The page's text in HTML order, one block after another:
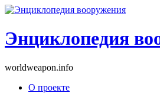
Энциклопедия
worldweapon.info
О проекте